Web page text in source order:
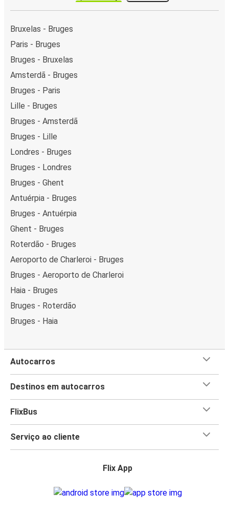
Bruxelas - Bruges
Paris - Bruges
Bruges - Bruxelas
Amsterdã - Bruges
Bruges - Paris
Lille - Bruges
Bruges - Amsterdã
Bruges - Lille
Londres - Bruges
Bruges - Londres
Bruges - Ghent
Antuérpia - Bruges
Bruges - Antuérpia
Ghent - Bruges
Roterdão - Bruges
Aeroporto de Charleroi - Bruges
Bruges - Aeroporto de Charleroi
Haia - Bruges
Bruges - Roterdão
Bruges - Haia
Autocarros
Destinos em autocarros
FlixBus
Serviço ao cliente
Flix App